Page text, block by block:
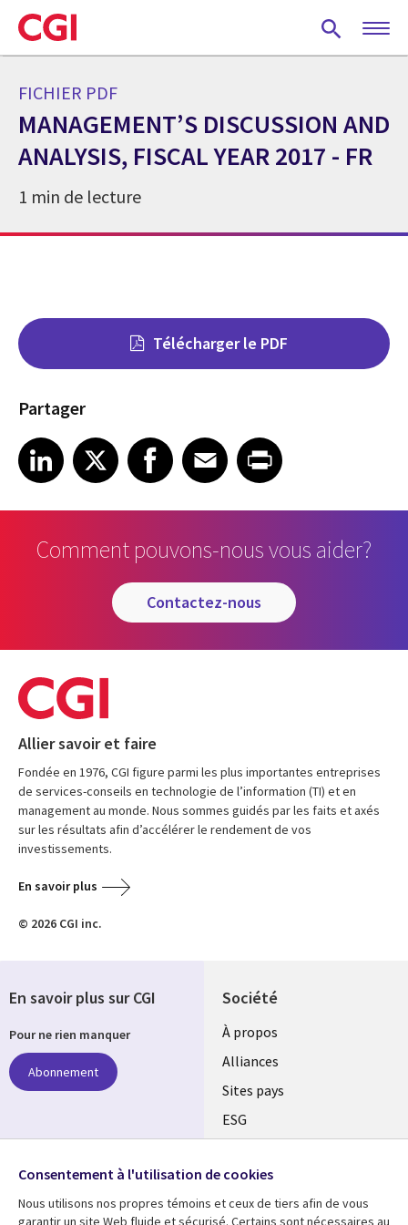
Skip
to
main
FICHIER PDF
MANAGEMENT’S DISCUSSION AND
ANALYSIS, FISCAL YEAR 2017 - FR
1 min de lecture
Télécharger le PDF
Partager
Share on LinkedIn
LinkedIn
Share on X Share on Facebook
Facebook
Share on EmailEmailShare on Print
Comment pouvons-nous vous aider?
contactez-nous
Allier savoir et faire
Fondée en 1976, CGI figure parmi les plus importantes entreprises
de services-conseils en technologie de l’information (TI) et en
management au monde. Nous sommes guidés par les faits et axés
sur les résultats afin d’accélérer le rendement de vos
investissements.
En savoir plus
© 2026 CGI inc.
Société
À propos
Alliances
Sites pays
ESG
Fusions
Salle de presse
En savoir plus sur CGI
Pour ne rien manquer
Abonnement
Suivez-nous
Social
Consentement à l'utilisation de cookies
Nous utilisons nos propres témoins et ceux de tiers afin de vous
garantir un site Web fluide et sécurisé. Certains sont nécessaires au